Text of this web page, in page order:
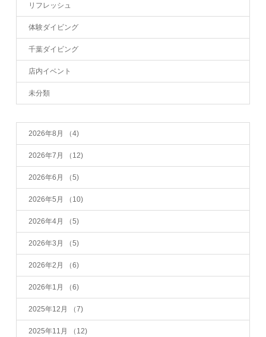
リフレッシュ
体験ダイビング
千葉ダイビング
店内イベント
未分類
2026年8月 （4)
2026年7月 （12)
2026年6月 （5)
2026年5月 （10)
2026年4月 （5)
2026年3月 （5)
2026年2月 （6)
2026年1月 （6)
2025年12月 （7)
2025年11月 （12)